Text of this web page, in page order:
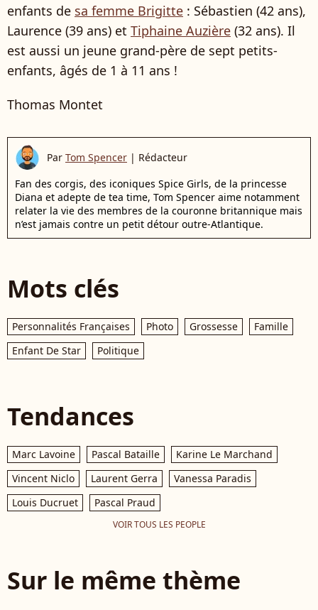
enfants de sa femme Brigitte : Sébastien (42 ans),
Laurence (39 ans) et Tiphaine Auzière (32 ans). Il
est aussi un jeune grand-père de sept petits-
enfants, âgés de 1 à 11 ans !
Thomas Montet
Par Tom Spencer | Rédacteur
Fan des corgis, des iconiques Spice Girls, de la princesse
Diana et adepte de tea time, Tom Spencer aime notamment
relater la vie des membres de la couronne britannique mais
n’est jamais contre un petit détour outre-Atlantique.
Mots clés
Personnalités Françaises Photo Grossesse
Famille
Enfant De Star
Politique
Tendances
Marc Lavoine Pascal Bataille
Karine Le Marchand
Vincent Niclo
Laurent Gerra
Vanessa Paradis
Louis Ducruet
Pascal Praud
VOIR TOUS LES PEOPLE
Sur le même thème